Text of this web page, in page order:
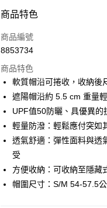
合作金庫商業銀行
華南商業銀行
上海商業儲蓄銀行
國泰世華商業銀行
臺灣中小企業銀行
聯邦商業銀行
元大商業銀行
玉山商業銀行
台新國際商業銀行
台灣樂天信用卡公司
6 期 0 利率 每期
華南商業銀行
上海商業儲蓄銀行
國泰世華商業銀行
臺灣中小企業銀行
匯豐（台灣）商業銀行
元大商業銀行
玉山商業銀行
台新國際商業銀行
台灣樂天信用卡公司
合作金庫商業銀行
華南商業銀行
上海商業儲蓄銀行
國泰世華商業銀行
臺灣中小企業銀行
匯豐（台灣）商業銀行
聯邦商業銀行
玉山商業銀行
台新國際商業銀行
24 期 0 利率 每期
合作金庫商業銀行
華南商業銀行
上海商業儲蓄銀行
兆豐國際商業銀行
台中商業銀行
華泰商業銀行
遠東國際商業銀行
永豐商業銀行
Apple Pay
AFTEE先享後付
相關說明
【關於「AFTEE先享後付」】
AFTEE先享後付是「在收到商
便利好安心！
運送方式
商品特色
商品編號
8853734
商品特色
軟質帽沿可捲收，收納後
遮陽帽沿約 5.5 cm 重量
UPF值50防曬、具優異的
輕量防潑：輕鬆應付突如
透氣舒適：彈性面料與透
受
方便收納：可收納至隱藏
帽圍尺寸：S/M 54-57.5